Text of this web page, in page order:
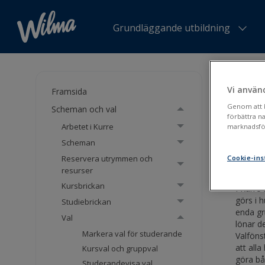
Grundläggande utbildning
Framsida
Scheman och val
Arbetet i Kurre
Scheman
Reservera utrymmen och
resurser
Kursbrickan
Studiebrickan
Val
Markera val för studerande
Kursval och gruppval
I Kurre
görs i
enda
lönar
att alla
göra
Vi
Genom att
förbättra
Cookie-